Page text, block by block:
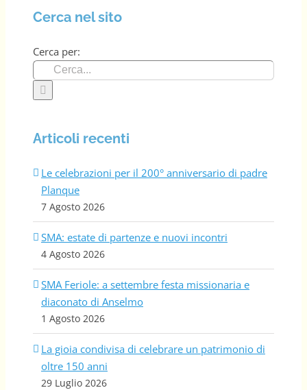
Cerca nel sito
Cerca per:
Articoli recenti
Le celebrazioni per il 200° anniversario di padre
Planque
7 Agosto 2026
SMA: estate di partenze e nuovi incontri
4 Agosto 2026
SMA Feriole: a settembre festa missionaria e
diaconato di Anselmo
1 Agosto 2026
La gioia condivisa di celebrare un patrimonio di
oltre 150 anni
29 Luglio 2026